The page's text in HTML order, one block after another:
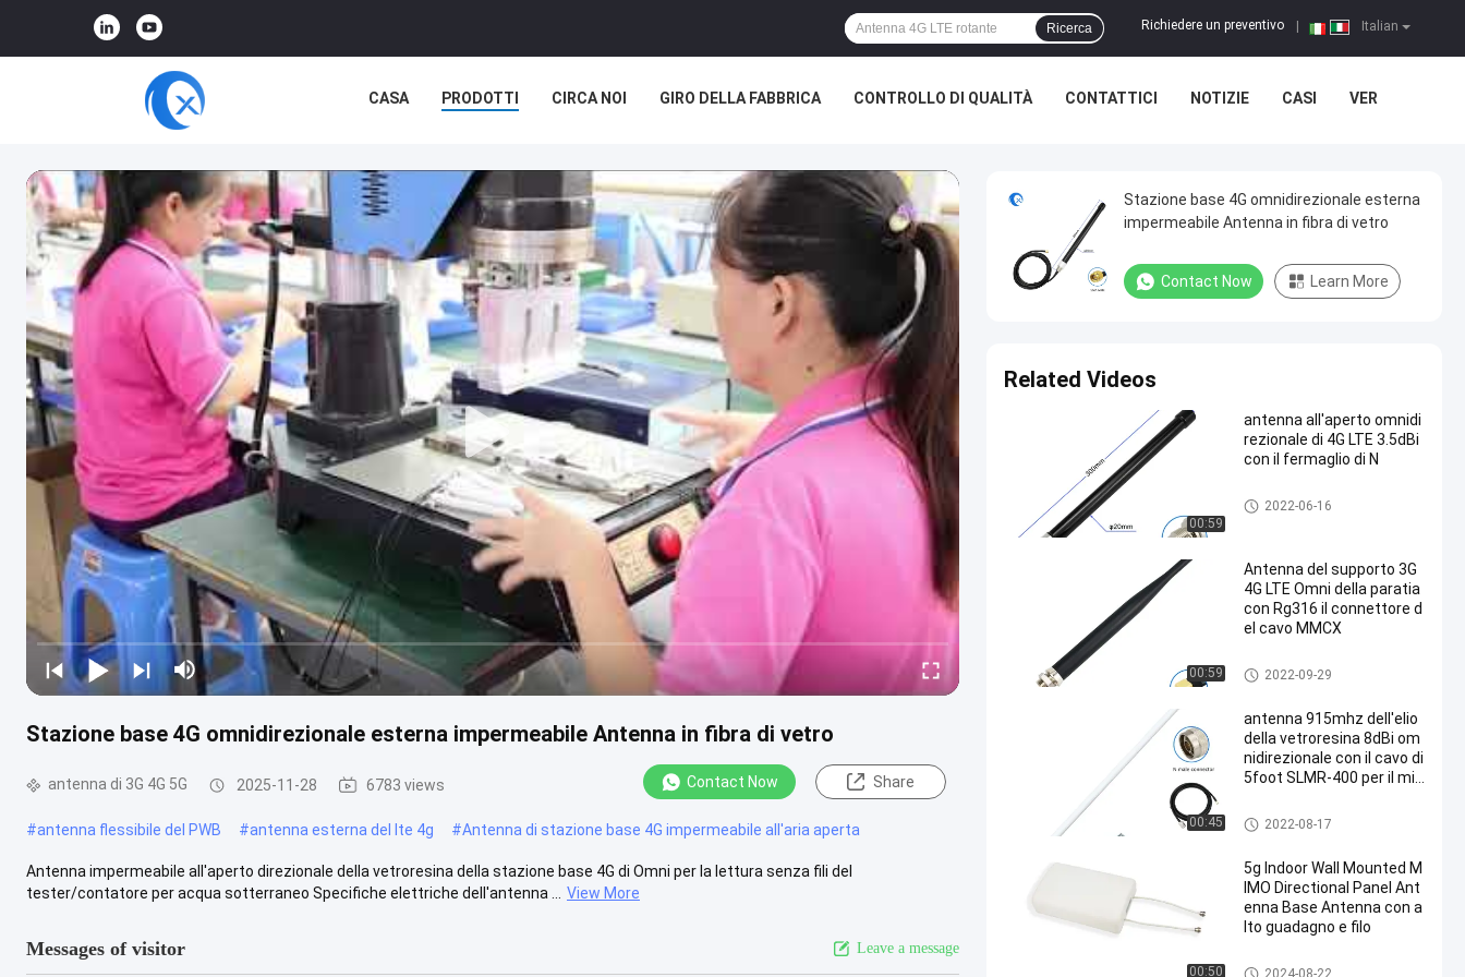
Italian
Richiedere un preventivo
Ricerca
CASA PRODOTTI CIRCA NOI GIRO DELLA FABBRICA CONTROLLO DI QUALITÀ CONTATTICI NOTIZIE CASI VER
Stazione base 4G omnidirezionale esterna impermeabile Antenna in fibra di vetro
antenna di 3G 4G 5G 2025-11-28 6783 views Contact Now Share
#antenna flessibile del PWB #antenna esterna del lte 4g #Antenna di stazione base 4G impermeabile all'aria aperta
Antenna impermeabile all'aperto direzionale della vetroresina della stazione base 4G di Omni per la lettura senza fili del
tester/contatore per acqua sotterraneo Specifiche elettriche dell'antenna ...
View More
Messages of visitor Leave a message
Stazione base 4G omnidirezionale esterna
impermeabile Antenna in fibra di vetro
Contact Now Learn More
Related Videos
00:59
antenna all'aperto omnidi
rezionale di 4G LTE 3.5dBi
con il fermaglio di N
antenna di 3G 4G 5G
2022-06-16
00:59
Antenna del supporto 3G
4G LTE Omni della paratia
con Rg316 il connettore d
el cavo MMCX
antenna di 3G 4G 5G
2022-09-29
00:45
antenna 915mhz dell'elio
della vetroresina 8dBi om
nidirezionale con il cavo di
5foot SLMR-400 per il min
RAK Sensecap dell'elio
Antenna dell'elio
2022-08-17
00:50
5g Indoor Wall Mounted M
IMO Directional Panel Ant
enna Base Antenna con a
lto guadagno e filo
Antenna di Omni WiFi
2024-08-22